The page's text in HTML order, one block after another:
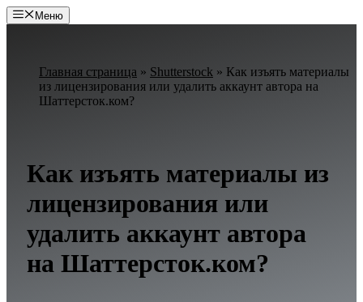
Перейти
к
Меню
Главная страница » Shutterstock » Как изъять материалы
из лицензирования или удалить аккаунт автора на
Шаттерсток.ком?
Как изъять материалы из
лицензирования или
удалить аккаунт автора
на Шаттерсток.ком?